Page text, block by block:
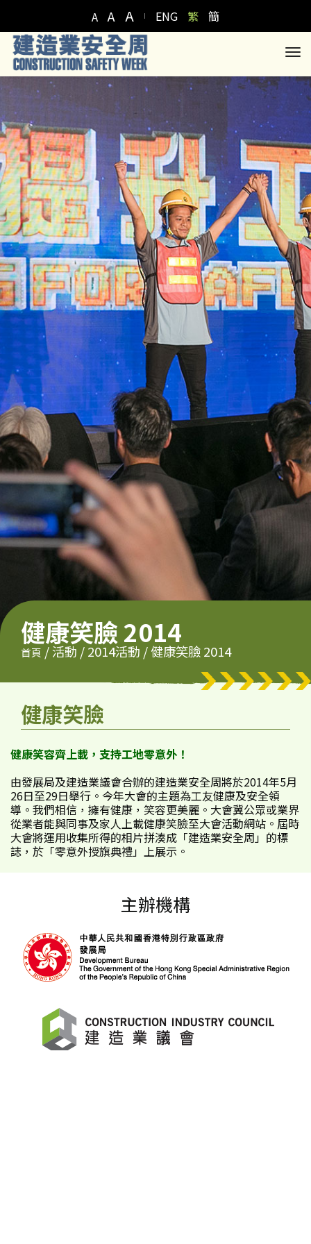
A A A ENG 繁 簡
健康笑臉 2014
首頁 /活動 /2014活動 /健康笑臉 2014
健康笑臉
健康笑容齊上載，支持工地零意外！
由發展局及建造業議會合辦的建造業安全周將於2014年5月
26日至29日舉行。今年大會的主題為工友健康及安全領
導。我們相信，擁有健康，笑容更美麗。大會冀公眾或業界
從業者能與同事及家人上載健康笑臉至大會活動網站。屆時
大會將運用收集所得的相片拼湊成「建造業安全周」的標
誌，於「零意外授旗典禮」上展示。
主辦機構